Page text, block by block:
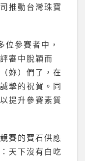
推動台灣珠寶
位參賽者中，
審中脫穎而
妳）們了，在
摯的祝賀。同
提升參賽素質
賽的寶石供應
天下沒有白吃